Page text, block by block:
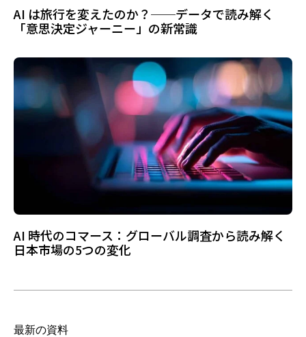
AI は旅行を変えたのか？──データで読み解く
「意思決定ジャーニー」の新常識
AI 時代のコマース：グローバル調査から読み解く
日本市場の5つの変化
最新の資料